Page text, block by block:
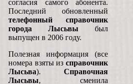
согласия самого абонента.
Последний обновленный
телефонный справочник
города Лысьвы был
выпущен в 2006 году.
Полезная информация (все
номера взяты из справочник
Лысьва). Справочная
Лысьвы, сменила